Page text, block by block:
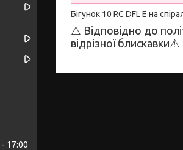
Бігунок 10 RC DFL E на
⚠️ Відповідно до
відрізної блискавки⚠️
17:00